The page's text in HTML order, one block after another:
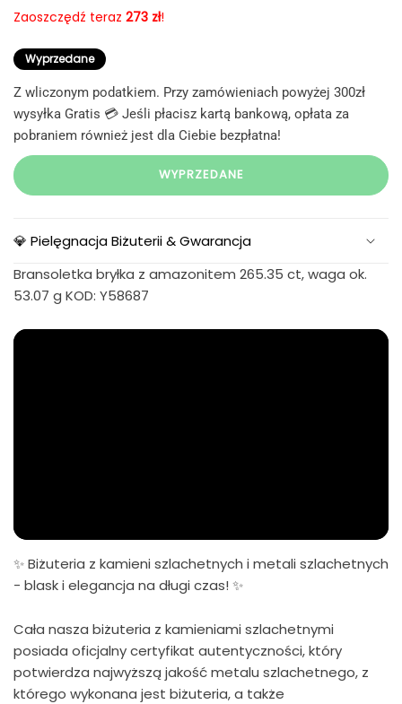
Zaoszczędź teraz 273 zł!
Wyprzedane
Z wliczonym podatkiem. Przy zamówieniach powyżej 300zł
wysyłka Gratis 💳 Jeśli płacisz kartą bankową, opłata za
pobraniem również jest dla Ciebie bezpłatna!
WYPRZEDANE
💎 Pielęgnacja Biżuterii & Gwarancja
Bransoletka bryłka z amazonitem 265.35 ct, waga ok.
53.07 g KOD: Y58687
✨ Biżuteria z kamieni szlachetnych i metali szlachetnych
- blask i elegancja na długi czas! ✨
Cała nasza biżuteria z kamieniami szlachetnymi
posiada oficjalny certyfikat autentyczności, który
potwierdza najwyższą jakość metalu szlachetnego, z
którego wykonana jest biżuteria, a także